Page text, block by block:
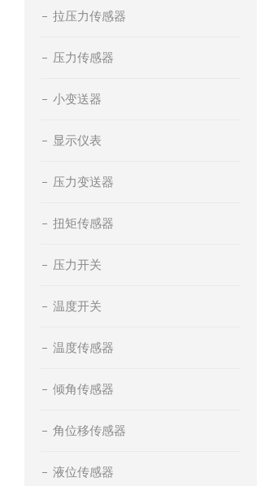
拉压力传感器
压力传感器
小变送器
显示仪表
压力变送器
扭矩传感器
压力开关
温度开关
温度传感器
倾角传感器
角位移传感器
液位传感器